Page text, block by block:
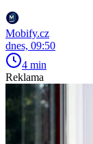
Mobify.cz
dnes, 09:50
4 min
Reklama